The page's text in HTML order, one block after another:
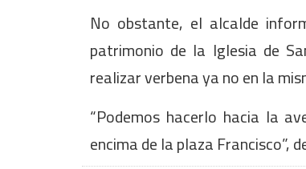
No obstante, el alcalde
patrimonio de la Iglesia de
realizar verbena ya no en la
“Podemos hacerlo hacia la
encima de la plaza Francisco”,